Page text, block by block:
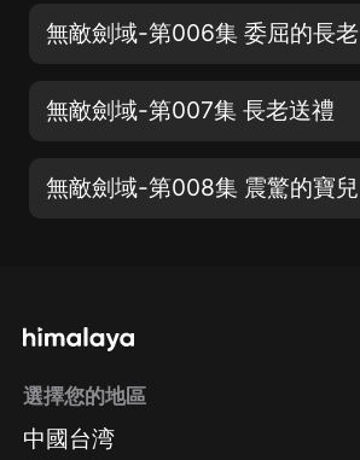
無敵劍域-第006集 委屈的長老
無敵劍域-第007集 長老送禮
無敵劍域-第008集 震驚的寶兒
選擇您的地區
中國台湾